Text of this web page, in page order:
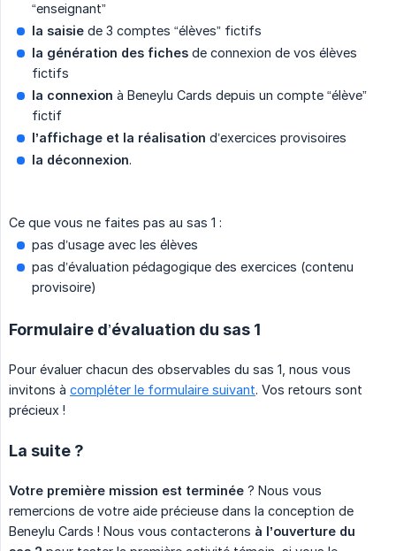
“enseignant”
la saisie de 3 comptes “élèves” fictifs
la génération des fiches de connexion de vos élèves
fictifs
la connexion à Beneylu Cards depuis un compte “élève”
fictif
l’affichage et la réalisation d’exercices provisoires
la déconnexion.
Ce que vous ne faites pas au sas 1 :
pas d’usage avec les élèves
pas d’évaluation pédagogique des exercices (contenu
provisoire)
Formulaire d’évaluation du sas 1
Pour évaluer chacun des observables du sas 1, nous vous
invitons à compléter le formulaire suivant. Vos retours sont
précieux !
La suite ?
Votre première mission est terminée ? Nous vous
remercions de votre aide précieuse dans la conception de
Beneylu Cards ! Nous vous contacterons à l’ouverture du